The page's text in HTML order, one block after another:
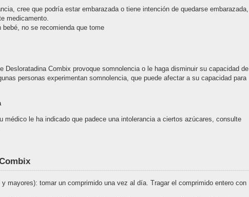
cree que podría estar embarazada o tiene intención de quedarse embarazada,
medicamento.
no se recomienda que tome
Desloratadina Combix provoque somnolencia o le haga disminuir su capacidad de
personas experimentan somnolencia, que puede afectar a su capacidad para
médico le ha indicado que padece una intolerancia a ciertos azúcares, consulte
mayores): tomar un comprimido una vez al día. Tragar el comprimido entero con